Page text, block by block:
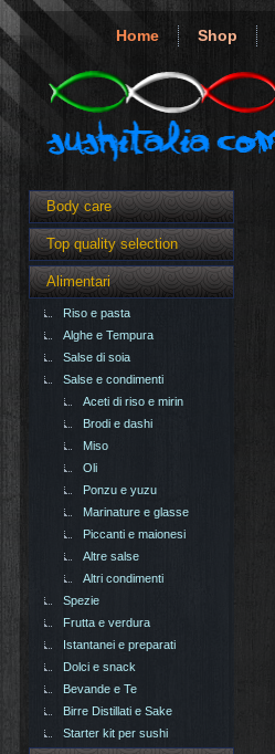
Home Shop
Body care
Top quality selection
Alimentari
Riso e pasta
Alghe e Tempura
Salse di soia
Salse e condimenti
Aceti di riso e mirin
Brodi e dashi
Miso
Oli
Ponzu e yuzu
Marinature e glasse
Piccanti e maionesi
Altre salse
Altri condimenti
Spezie
Frutta e verdura
Istantanei e preparati
Dolci e snack
Bevande e Te
Birre Distillati e Sake
Starter kit per sushi